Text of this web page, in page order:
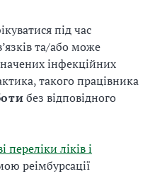
під час
та/або може
інфекційних
такого працівника
без відповідного
ліків і
реімбурсації